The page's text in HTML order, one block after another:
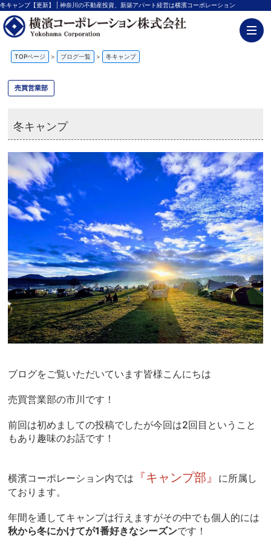
冬キャンプ【更新】 | 神奈川の不動産投資、新築アパート経営は横濱コーポレーション
TOPページ > ブログ一覧 > 冬キャンプ
売買営業部
冬キャンプ
ブログをご覧いただいています皆様こんにちは
売買営業部の市川です！
前回は初めましての投稿でしたが今回は2回目ということ
もあり趣味のお話です！
横濱コーポレーション内では 『キャンプ部』
に所属し
ております。
年間を通してキャンプは行えますがその中でも個人的には
秋から冬にかけてが1番好きなシーズンです！